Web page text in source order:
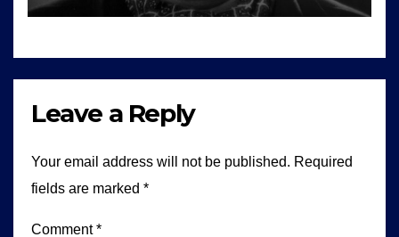
Leave a Reply
Your email address will not be published. Required
fields are marked *
Comment*